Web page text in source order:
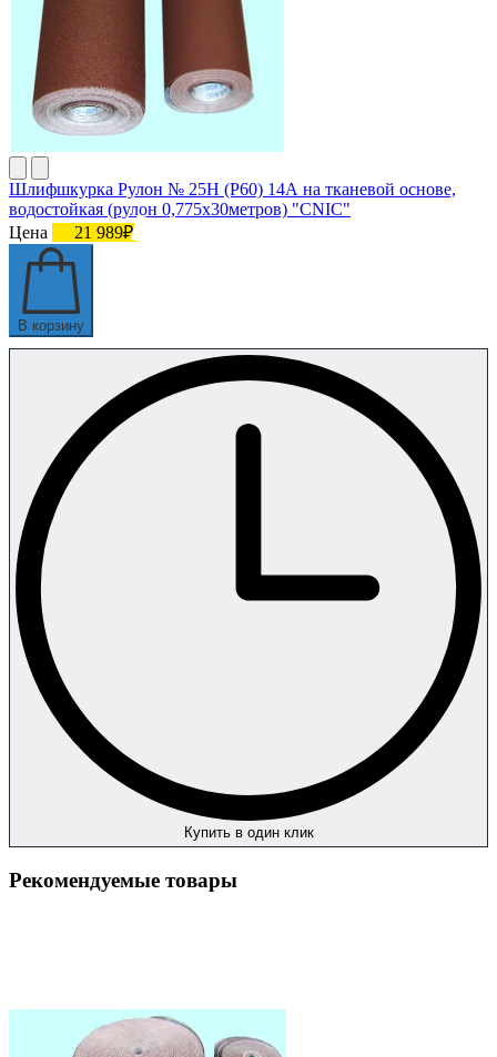
Шлифшкурка Рулон № 25Н (P60) 14А на тканевой основе,
водостойкая (рулон 0,775х30метров) "CNIC"
Цена
21 989₽
В корзину
Купить в один клик
Рекомендуемые товары